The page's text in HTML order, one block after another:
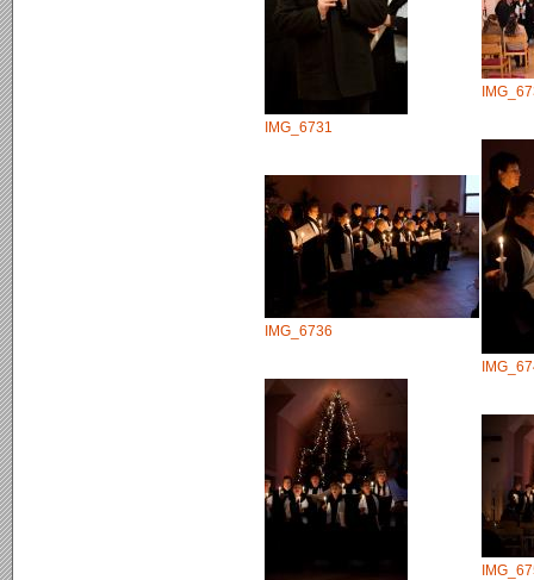
IMG_6731
IMG_6736